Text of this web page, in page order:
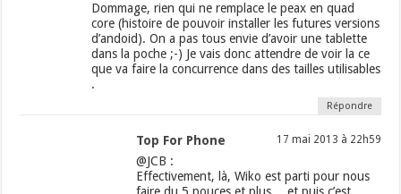
Dommage, rien qui ne remplace le peax en quad
core (histoire de pouvoir installer les futures versions
d’andoid). On a pas tous envie d’avoir une tablette
dans la poche ;-) Je vais donc attendre de voir la ce
que va faire la concurrence dans des tailles utilisables
.
Répondre
Top For Phone 17 mai 2013 à 22h59
@JCB :
Effectivement, là, Wiko est parti pour nous